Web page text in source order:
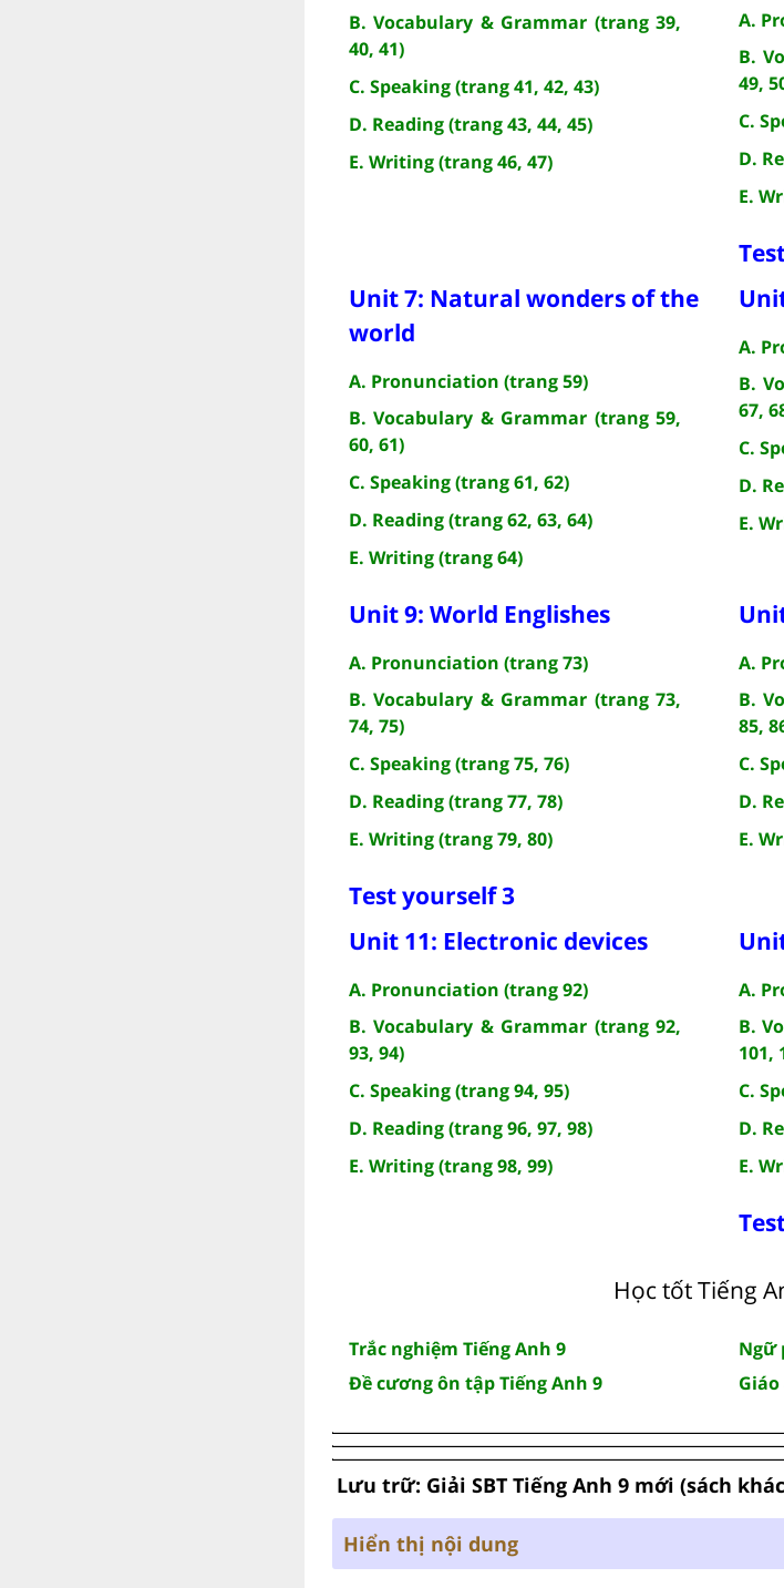
B. Vocabulary & Grammar (trang 39,
40, 41)
C. Speaking (trang 41, 42, 43)
D. Reading (trang 43, 44, 45)
E. Writing (trang 46, 47)
A.
B.
49,
C.
D.
E.
Unit 7: Natural wonders of the
world
A. Pronunciation (trang 59)
B. Vocabulary & Grammar (trang 59,
60, 61)
C. Speaking (trang 61, 62)
D. Reading (trang 62, 63, 64)
E. Writing (trang 64)
A.
B.
67,
C.
D.
E.
Unit 9: World Englishes
A. Pronunciation (trang 73)
B. Vocabulary & Grammar (trang 73,
74, 75)
C. Speaking (trang 75, 76)
D. Reading (trang 77, 78)
E. Writing (trang 79, 80)
Test yourself 3
A.
B.
85,
C.
D.
E.
Unit 11: Electronic devices
A. Pronunciation (trang 92)
B. Vocabulary & Grammar (trang 92,
93, 94)
C. Speaking (trang 94, 95)
D. Reading (trang 96, 97, 98)
E. Writing (trang 98, 99)
A.
B.
101,
C.
D.
E.
Học tốt Tiếng
Trắc nghiệm Tiếng Anh 9
Đề cương ôn tập Tiếng Anh 9
Ngữ
Lưu trữ: Giải SBT Tiếng Anh 9 mới (sách
Hiển thị nội dung